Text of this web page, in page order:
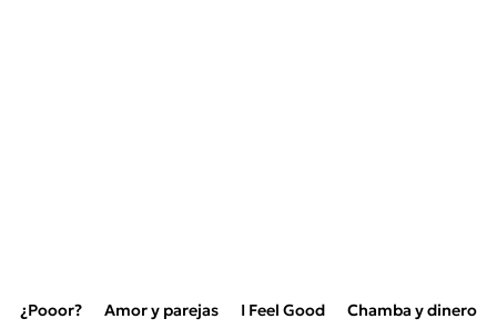
¿Pooor? Amor y parejas I Feel Good Chamba y dinero